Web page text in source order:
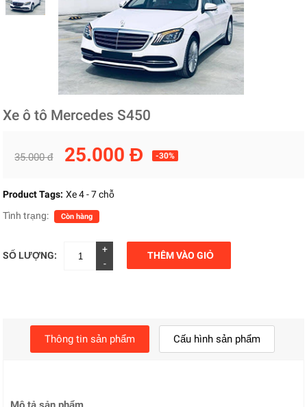
Xe ô tô Mercedes S450
35.000 đ 25.000 Đ -30%
Product Tags: Xe 4 - 7 chỗ
Tình trạng:
Còn hàng
SỐ LƯỢNG:
+
-
THÊM VÀO GIỎ
Thông tin sản phẩm Cấu hình sản phẩm